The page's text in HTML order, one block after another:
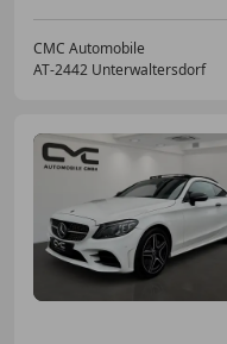
CMC Automobile
AT-2442 Unterwaltersdorf